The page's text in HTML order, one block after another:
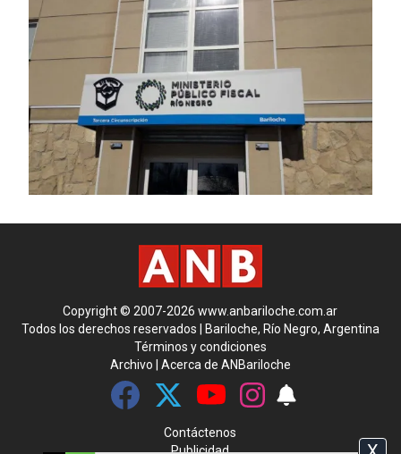
Copyright © 2007-2026 www.anbariloche.com.ar
Todos los derechos reservados | Bariloche, Río Negro, Argentina
Términos y condiciones
Archivo
Acerca de ANBariloche
Contáctenos
Publicidad